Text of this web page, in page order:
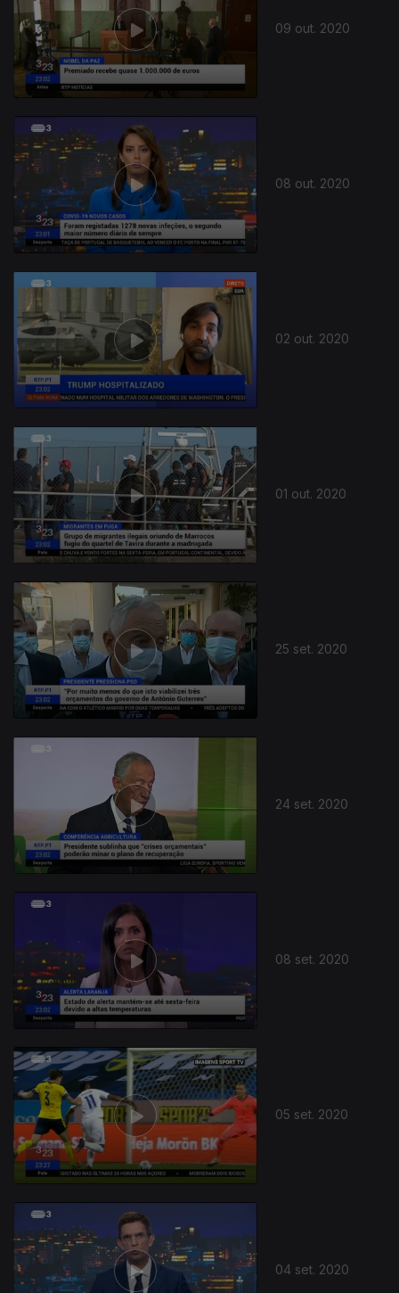
09 out. 2020
08 out. 2020
02 out. 2020
01 out. 2020
25 set. 2020
24 set. 2020
08 set. 2020
05 set. 2020
04 set. 2020
484862